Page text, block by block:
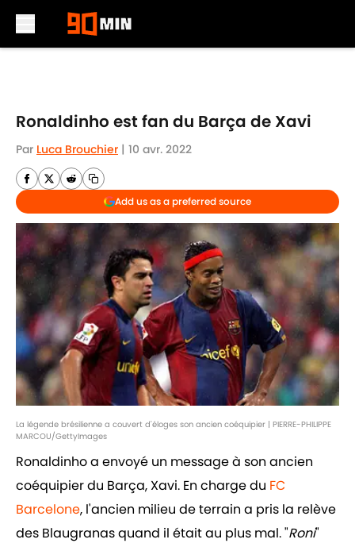
Ronaldinho est fan du Barça de Xavi
Par Luca Brouchier | 10 avr. 2022
Add us as a preferred source
La légende brésilienne a couvert d'éloges son ancien coéquipier | PIERRE-PHILIPPE
MARCOU/GettyImages
Ronaldinho a envoyé un message à son ancien
coéquipier du Barça, Xavi. En charge du FC
Barcelone, l'ancien milieu de terrain a pris la relève
des Blaugranas quand il était au plus mal. "Roni"